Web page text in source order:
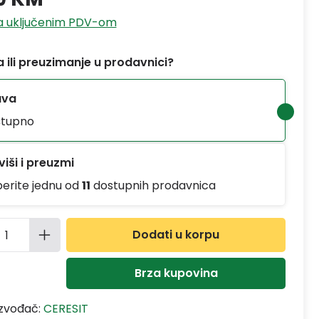
uključenim PDV-om
ili preuzimanje u prodavnici?
i preuzmi
jednu od11 dostupnih prodavnica
proizvoda: Unesite željenu
Dodati u korpu
Brza kupovina
CERESIT